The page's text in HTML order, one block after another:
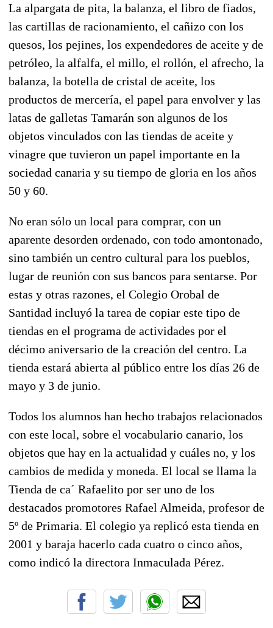
La alpargata de pita, la balanza, el libro de fiados,
las cartillas de racionamiento, el cañizo con los
quesos, los pejines, los expendedores de aceite y de
petróleo, la alfalfa, el millo, el rollón, el afrecho, la
balanza, la botella de cristal de aceite, los
productos de mercería, el papel para envolver y las
latas de galletas Tamarán son algunos de los
objetos vinculados con las tiendas de aceite y
vinagre que tuvieron un papel importante en la
sociedad canaria y su tiempo de gloria en los años
50 y 60.
No eran sólo un local para comprar, con un
aparente desorden ordenado, con todo amontonado,
sino también un centro cultural para los pueblos,
lugar de reunión con sus bancos para sentarse. Por
estas y otras razones, el Colegio Orobal de
Santidad incluyó la tarea de copiar este tipo de
tiendas en el programa de actividades por el
décimo aniversario de la creación del centro. La
tienda estará abierta al público entre los días 26 de
mayo y 3 de junio.
Todos los alumnos han hecho trabajos relacionados
con este local, sobre el vocabulario canario, los
objetos que hay en la actualidad y cuáles no, y los
cambios de medida y moneda. El local se llama la
Tienda de ca´ Rafaelito por ser uno de los
destacados promotores Rafael Almeida, profesor de
5º de Primaria. El colegio ya replicó esta tienda en
2001 y baraja hacerlo cada cuatro o cinco años,
como indicó la directora Inmaculada Pérez.